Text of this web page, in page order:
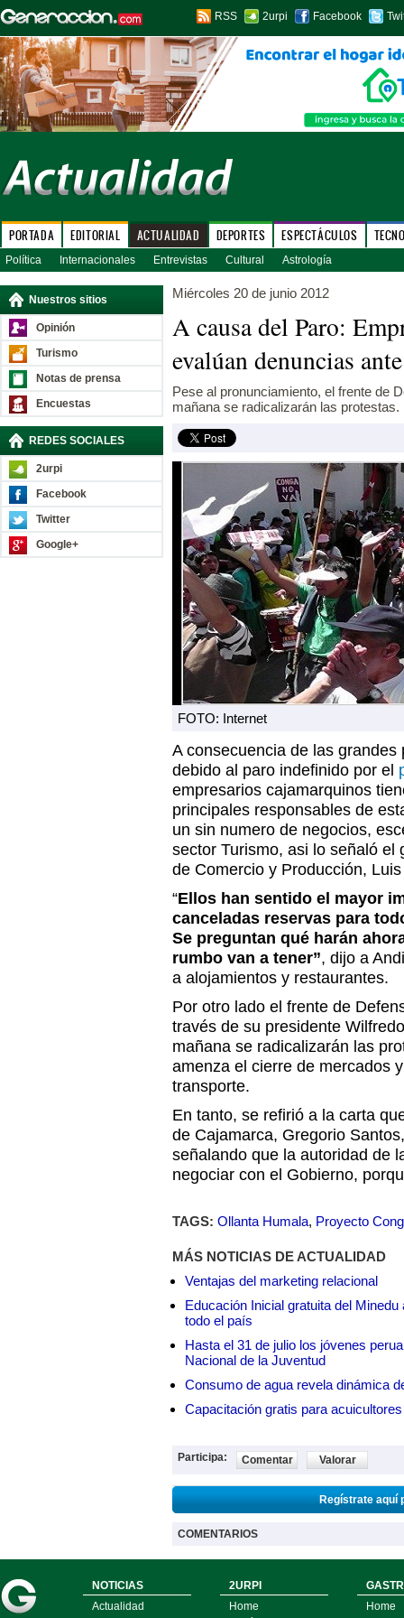
RSS 2urpi Facebook
PORTADA EDITORIAL ACTUALIDAD DEPORTES ESPECTÁCULOS
Política Internacionales Entrevistas Cultural Astrología
Nuestros sitios
Opinión
Turismo
Notas de prensa
Encuestas
REDES SOCIALES
2urpi
Facebook
Twitter
Google+
Miércoles 20 de junio 2012
A causa del Paro:
evalúan denuncias
Pese al pronunciamiento, el frente de
mañana se radicalizarán las protestas.
FOTO: Internet
A consecuencia de las
debido al paro indefinido por el
empresarios cajamarquinos
principales responsables de
un sin numero de negocios,
sector Turismo, asi lo señaló el
de Comercio y Producción,
“Ellos han sentido el mayor
canceladas reservas para
Se preguntan qué harán
rumbo van a tener”, dijo a
a alojamientos y restaurantes.
Por otro lado el frente de
través de su presidente
mañana se radicalizarán las
amenza el cierre de mercados
transporte.
En tanto, se refirió a la carta
de Cajamarca, Gregorio
señalando que la autoridad de
negociar con el Gobierno,
TAGS: Ollanta Humala, Proyecto
MÁS NOTICIAS DE ACTUALIDAD
Ventajas del marketing relacional
Educación Inicial gratuita del
todo el país
Hasta el 31 de julio los jóvenes
Nacional de la Juventud
Consumo de agua revela dinámica
Capacitación gratis para
Participa: Comentar Valorar
Regístrate aquí
COMENTARIOS
NOTICIAS
Actualidad
2URPI
Home
Home